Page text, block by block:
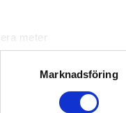
meter
. Du kan ändra
Marknadsföring